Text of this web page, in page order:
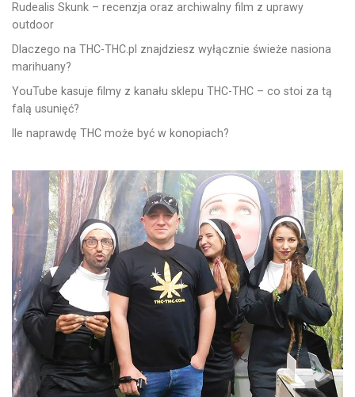
Rudealis Skunk – recenzja oraz archiwalny film z uprawy
outdoor
Dlaczego na THC-THC.pl znajdziesz wyłącznie świeże nasiona
marihuany?
YouTube kasuje filmy z kanału sklepu THC-THC – co stoi za tą
falą usunięć?
Ile naprawdę THC może być w konopiach?